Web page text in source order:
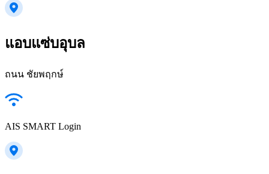
แอบแซ่บอุบล
ถนน ชัยพฤกษ์
AIS SMART Login